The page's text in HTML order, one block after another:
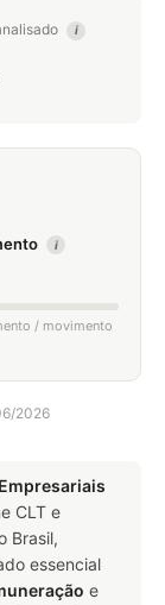
i
i
/ movimento
2026
CLT e
Brasil,
essencial
e